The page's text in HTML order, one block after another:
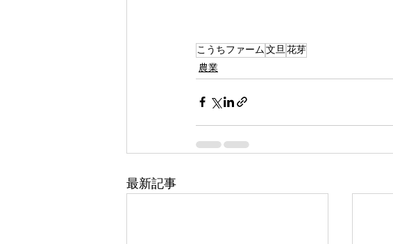
こうちファーム文旦花芽
農業
最新記事